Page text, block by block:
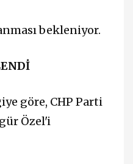
bekleniyor.
göre, CHP Parti
Özel'i